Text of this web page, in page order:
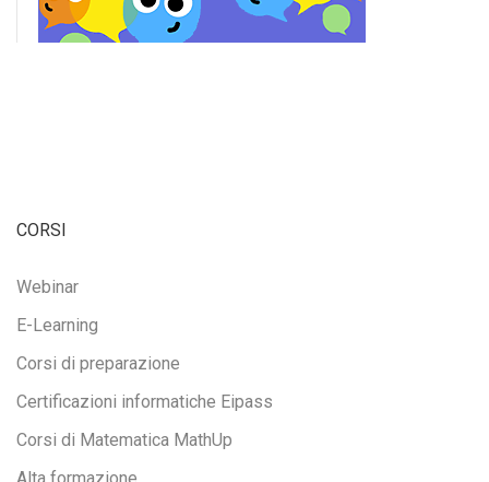
CORSI
Webinar
E-Learning
Corsi di preparazione
Certificazioni informatiche Eipass
Corsi di Matematica MathUp